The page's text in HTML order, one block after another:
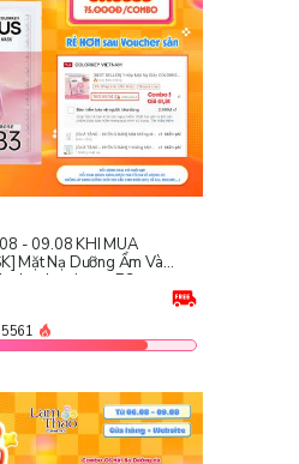
- 09.08 KHI MUA
Mặt Nạ Dưỡng Ẩm Và
Luminous B3
Facial Mask -